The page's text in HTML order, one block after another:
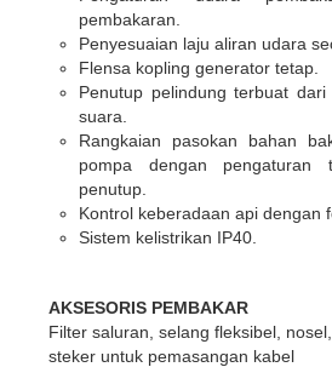
pembakaran.
Penyesuaian laju aliran udara
Flensa kopling generator tetap.
Penutup pelindung terbuat
suara.
Rangkaian pasokan bahan
pompa dengan pengaturan
penutup.
Kontrol keberadaan api dengan
Sistem kelistrikan IP40.
AKSESORIS PEMBAKAR
Filter saluran, selang fleksibel,
steker untuk pemasangan kabel